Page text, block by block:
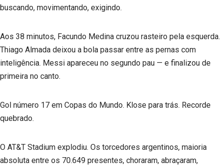
buscando, movimentando, exigindo.
Aos 38 minutos, Facundo Medina cruzou rasteiro pela esquerda.
Thiago Almada deixou a bola passar entre as pernas com
inteligência. Messi apareceu no segundo pau — e finalizou de
primeira no canto.
Gol número 17 em Copas do Mundo. Klose para trás. Recorde
quebrado.
O AT&T Stadium explodiu. Os torcedores argentinos, maioria
absoluta entre os 70.649 presentes, choraram, abraçaram,